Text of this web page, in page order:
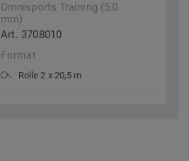
Omnisports Training (5,0
mm)
Art. 3708010
Format
Rolle 2 x 20,5 m